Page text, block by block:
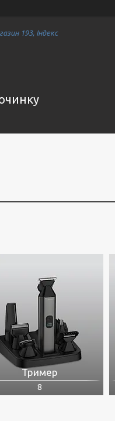
193, Індекс
Тример
8